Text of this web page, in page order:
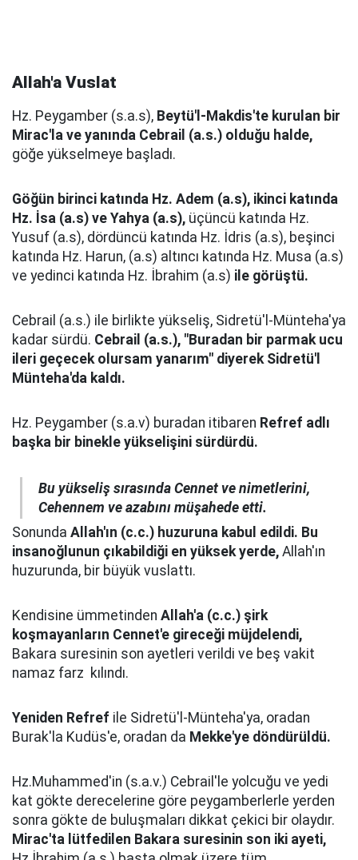
Allah'a Vuslat
Hz. Peygamber (s.a.s), Beytü'l-Makdis'te kurulan bir
Mirac'la ve yanında Cebrail (a.s.) olduğu halde,
göğe yükselmeye başladı.
Göğün birinci katında Hz. Adem (a.s), ikinci katında
Hz. İsa (a.s) ve Yahya (a.s), üçüncü katında Hz.
Yusuf (a.s), dördüncü katında Hz. İdris (a.s), beşinci
katında Hz. Harun, (a.s) altıncı katında Hz. Musa (a.s)
ve yedinci katında Hz. İbrahim (a.s) ile görüştü.
Cebrail (a.s.) ile birlikte yükseliş, Sidretü'l-Münteha'ya
kadar sürdü. Cebrail (a.s.), "Buradan bir parmak ucu
ileri geçecek olursam yanarım" diyerek Sidretü'l
Münteha'da kaldı.
Hz. Peygamber (s.a.v) buradan itibaren Refref adlı
başka bir binekle yükselişini sürdürdü.
Bu yükseliş sırasında Cennet ve nimetlerini,
Cehennem ve azabını müşahede etti.
Sonunda Allah'ın (c.c.) huzuruna kabul edildi. Bu
insanoğlunun çıkabildiği en yüksek yerde, Allah'ın
huzurunda, bir büyük vuslattı.
Kendisine ümmetinden Allah'a (c.c.) şirk
koşmayanların Cennet'e gireceği müjdelendi,
Bakara suresinin son ayetleri verildi ve beş vakit
namaz farz kılındı.
Yeniden Refref ile Sidretü'l-Münteha'ya, oradan
Burak'la Kudüs'e, oradan da Mekke'ye döndürüldü.
Hz.Muhammed'in (s.a.v.) Cebrail'le yolcuğu ve yedi
kat gökte derecelerine göre peygamberlerle yerden
sonra gökte de buluşmaları dikkat çekici bir olaydır.
Mirac'ta lütfedilen Bakara suresinin son iki ayeti,